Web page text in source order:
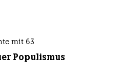
mit 63
Populismus